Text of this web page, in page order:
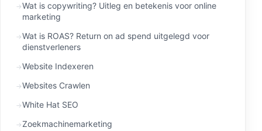
Wat is copywriting? Uitleg en betekenis voor online
marketing
Wat is ROAS? Return on ad spend uitgelegd voor
dienstverleners
Website Indexeren
Websites Crawlen
White Hat SEO
Zoekmachinemarketing